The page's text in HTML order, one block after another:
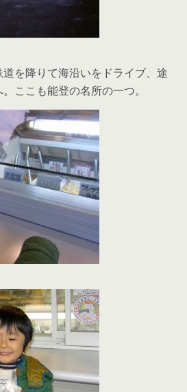
道を降りて海沿いをドライブ、途
ここも能登の名所の一つ。